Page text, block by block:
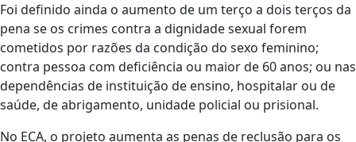
Foi definido ainda o aumento de um terço a dois terços da
pena se os crimes contra a dignidade sexual forem
cometidos por razões da condição do sexo feminino;
contra pessoa com deficiência ou maior de 60 anos; ou nas
dependências de instituição de ensino, hospitalar ou de
saúde, de abrigamento, unidade policial ou prisional.
No ECA, o projeto aumenta as penas de reclusão para os